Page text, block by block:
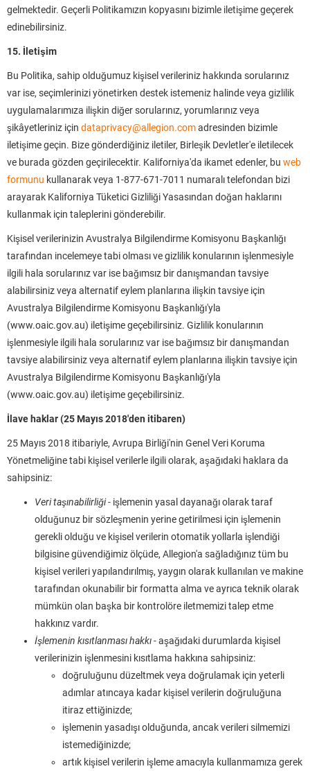
gelmektedir. Geçerli Politikamızın kopyasını bizimle iletişime geçerek
edinebilirsiniz.
15. İletişim
Bu Politika, sahip olduğumuz kişisel verileriniz hakkında sorularınız
var ise, seçimlerinizi yönetirken destek istemeniz halinde veya gizlilik
uygulamalarımıza ilişkin diğer sorularınız, yorumlarınız veya
şikâyetleriniz için dataprivacy@allegion.comadresinden bizimle
iletişime geçin. Bize gönderdiğiniz iletiler, Birleşik Devletler'e iletilecek
ve burada gözden geçirilecektir. Kaliforniya'da ikamet edenler, bu web
formunu kullanarak veya 1-877-671-7011 numaralı telefondan bizi
arayarak Kaliforniya Tüketici Gizliliği Yasasından doğan haklarını
kullanmak için taleplerini gönderebilir.
Kişisel verilerinizin Avustralya Bilgilendirme Komisyonu Başkanlığı
tarafından incelemeye tabi olması ve gizlilik konularının işlenmesiyle
ilgili hala sorularınız var ise bağımsız bir danışmandan tavsiye
alabilirsiniz veya alternatif eylem planlarına ilişkin tavsiye için
Avustralya Bilgilendirme Komisyonu Başkanlığı'yla
(www.oaic.gov.au) iletişime geçebilirsiniz. Gizlilik konularının
işlenmesiyle ilgili hala sorularınız var ise bağımsız bir danışmandan
tavsiye alabilirsiniz veya alternatif eylem planlarına ilişkin tavsiye için
Avustralya Bilgilendirme Komisyonu Başkanlığı'yla
(www.oaic.gov.au) iletişime geçebilirsiniz.
İlave haklar (25 Mayıs 2018'den itibaren)
25 Mayıs 2018 itibariyle, Avrupa Birliği'nin Genel Veri Koruma
Yönetmeliğine tabi kişisel verilerle ilgili olarak, aşağıdaki haklara da
sahipsiniz:
Veri taşınabilirliği - işlemenin yasal dayanağı olarak taraf
olduğunuz bir sözleşmenin yerine getirilmesi için işlemenin
gerekli olduğu ve kişisel verilerin otomatik yollarla işlendiği
bilgisine güvendiğimiz ölçüde, Allegion'a sağladığınız tüm bu
kişisel verileri yapılandırılmış, yaygın olarak kullanılan ve makine
tarafından okunabilir bir formatta alma ve ayrıca teknik olarak
mümkün olan başka bir kontrolöre iletmemizi talep etme
hakkınız vardır.
İşlemenin kısıtlanması hakkı -aşağıdaki durumlarda kişisel
verilerinizin işlenmesini kısıtlama hakkına sahipsiniz:
doğruluğunu düzeltmek veya doğrulamak için yeterli
adımlar atıncaya kadar kişisel verilerin doğruluğuna
itiraz ettiğinizde;
işlemenin yasadışı olduğunda, ancak verileri silmemizi
istemediğinizde;
artık kişisel verilerin işleme amacıyla kullanmamıza gerek